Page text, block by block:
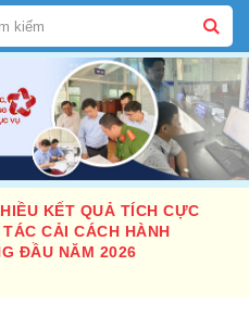
KẾT QUẢ TÍCH CỰC
CẢI CÁCH HÀNH
ĐẦU NĂM 2026